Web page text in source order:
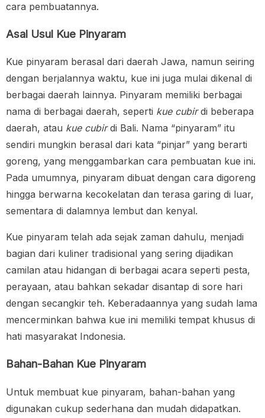
cara pembuatannya.
Asal Usul Kue Pinyaram
Kue pinyaram berasal dari daerah Jawa, namun seiring
dengan berjalannya waktu, kue ini juga mulai dikenal di
berbagai daerah lainnya. Pinyaram memiliki berbagai
nama di berbagai daerah, seperti kue cubirdi beberapa
daerah, atau kue cubirdi Bali. Nama “pinyaram” itu
sendiri mungkin berasal dari kata “pinjar” yang berarti
goreng, yang menggambarkan cara pembuatan kue ini.
Pada umumnya, pinyaram dibuat dengan cara digoreng
hingga berwarna kecokelatan dan terasa garing di luar,
sementara di dalamnya lembut dan kenyal.
Kue pinyaram telah ada sejak zaman dahulu, menjadi
bagian dari kuliner tradisional yang sering dijadikan
camilan atau hidangan di berbagai acara seperti pesta,
perayaan, atau bahkan sekadar disantap di sore hari
dengan secangkir teh. Keberadaannya yang sudah lama
mencerminkan bahwa kue ini memiliki tempat khusus di
hati masyarakat Indonesia.
Bahan-Bahan Kue Pinyaram
Untuk membuat kue pinyaram, bahan-bahan yang
digunakan cukup sederhana dan mudah didapatkan.